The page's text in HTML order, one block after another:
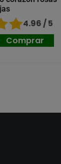
4.96 / 5
Comprar